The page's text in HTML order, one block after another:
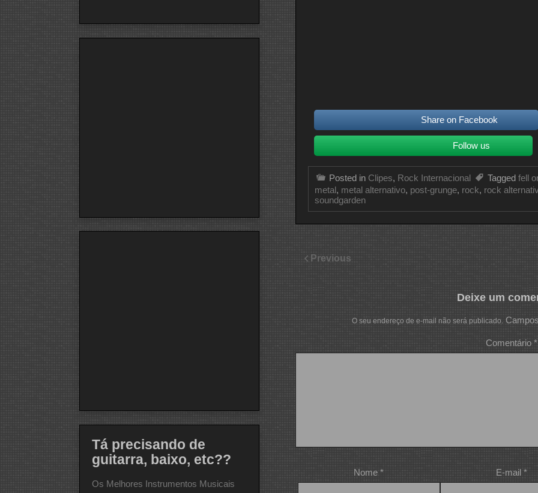
Share on Facebook
Follow us
Posted in Clipes, Rock Internacional Tagged fell
metal , metal alternativo, post-grunge, rock, rock
soundgarden
Previous
Deixe um
O seu endereço de e-mail não será publicado.
Comentário *
Nome* E-mail *
Tá precisando de
guitarra, baixo, etc??
Os Melhores Instrumentos Musicais